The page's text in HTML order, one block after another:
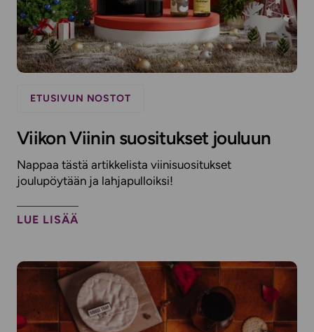
ETUSIVUN NOSTOT
Viikon Viinin suositukset jouluun
Nappaa tästä artikkelista viinisuositukset
joulupöytään ja lahjapulloiksi!
LUE LISÄÄ